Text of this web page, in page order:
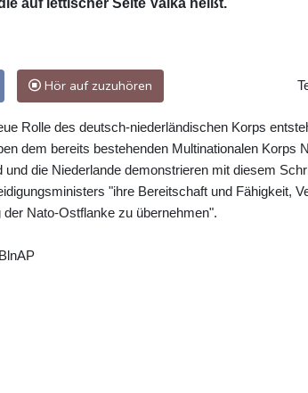
Hör auf zuzuhören
Rolle des deutsch-niederländischen Korps
dem bereits bestehenden Multinationalen
und die Niederlande demonstrieren mit diesem
"ihre Bereitschaft und Fähigkeit,
der Nato-Ostflanke zu übernehmen".